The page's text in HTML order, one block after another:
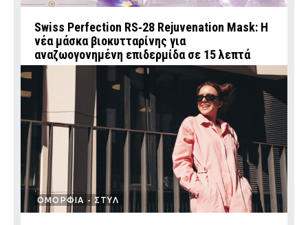
Swiss Perfection RS‑28 Rejuvenation Mask: Η
νέα μάσκα βιοκυτταρίνης για
αναζωογονημένη επιδερμίδα σε 15 λεπτά
ΟΜΟΡΦΙΑ - ΣΤΥΛ